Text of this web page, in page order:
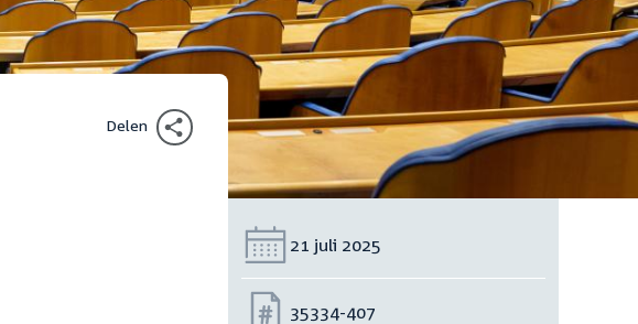
Delen
Datum:
21 juli 2025
Nummer:
35334-407